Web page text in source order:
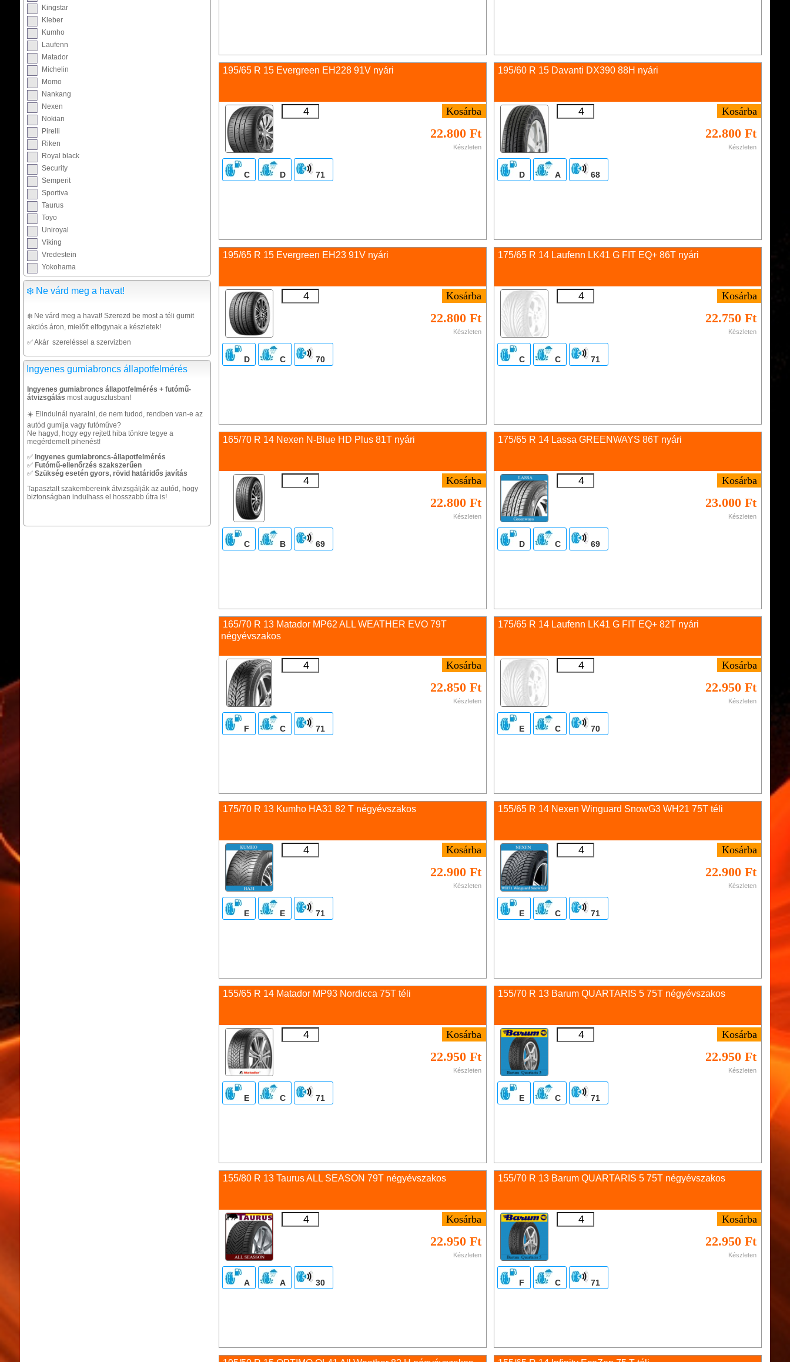
Kingstar
Kleber
Kumho
Laufenn
Matador
Michelin
Momo
Nankang
Nexen
Nokian
Pirelli
Riken
Royal black
Security
Semperit
Sportiva
Taurus
Toyo
Uniroyal
Viking
Vredestein
Yokohama
❄️ Ne várd meg a havat!
❄️ Ne várd meg a havat! Szerezd be most a téli gumit
akciós áron, mielőtt elfogynak a készletek!
✅ Akár szereléssel a szervizben
Ingyenes gumiabroncs állapotfelmérés
Ingyenes gumiabroncs állapotfelmérés + futómű-
átvizsgálás most augusztusban!
☀️ Elindulnál nyaralni, de nem tudod, rendben van-e az
autód gumija vagy futóműve?
Ne hagyd, hogy egy rejtett hiba tönkre tegye a
megérdemelt pihenést!
✅ Ingyenes gumiabroncs-állapotfelmérés
✅ Futómű-ellenőrzés szakszerűen
✅ Szükség esetén gyors, rövid határidős javítás
Tapasztalt szakembereink átvizsgálják az autód, hogy
biztonságban indulhass el hosszabb útra is!
195/65 R 15 Evergreen EH228 91V nyári
22.800 Ft
Készleten
C D 71
195/60 R 15 Davanti DX390 88H nyári
22.800 Ft
Készleten
D A 68
195/65 R 15 Evergreen EH23 91V nyári
22.800 Ft
Készleten
D C 70
175/65 R 14 Laufenn LK41 G FIT EQ+ 86T nyári
22.750 Ft
Készleten
C C 71
165/70 R 14 Nexen N-Blue HD Plus 81T nyári
22.800 Ft
Készleten
C B 69
175/65 R 14 Lassa GREENWAYS 86T nyári
23.000 Ft
Készleten
D C 69
165/70 R 13 Matador MP62 ALL WEATHER EVO 79T
négyévszakos
22.850 Ft
Készleten
F C 71
175/65 R 14 Laufenn LK41 G FIT EQ+ 82T nyári
22.950 Ft
Készleten
E C 70
175/70 R 13 Kumho HA31 82 T négyévszakos
22.900 Ft
Készleten
E E 71
155/65 R 14 Nexen Winguard SnowG3 WH21 75T téli
22.900 Ft
Készleten
E C 71
155/65 R 14 Matador MP93 Nordicca 75T téli
22.950 Ft
Készleten
E C 71
155/70 R 13 Barum QUARTARIS 5 75T négyévszakos
22.950 Ft
Készleten
E C 71
155/80 R 13 Taurus ALL SEASON 79T négyévszakos
22.950 Ft
Készleten
A A 30
155/70 R 13 Barum QUARTARIS 5 75T négyévszakos
22.950 Ft
Készleten
F C 71